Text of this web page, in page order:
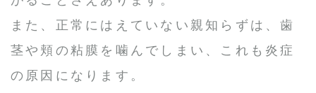
また、正常にはえていない親知らずは、歯
茎や頬の粘膜を噛んでしまい、これも炎症
の原因になります。